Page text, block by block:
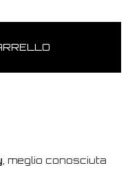
, meglio conosciuta